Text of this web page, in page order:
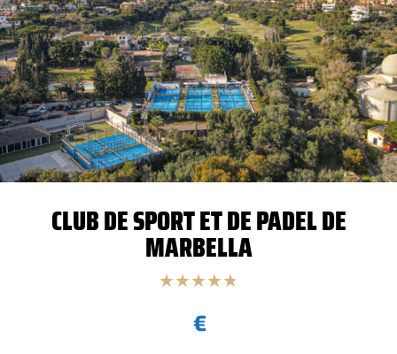
CLUB DE SPORT ET DE PADEL DE
MARBELLA
★★★★★
€